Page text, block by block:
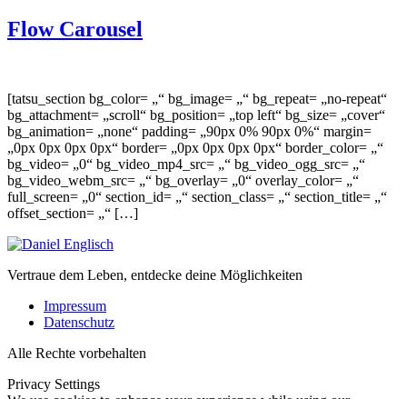
Flow Carousel
[tatsu_section bg_color= „“ bg_image= „“ bg_repeat= „no-repeat“
bg_attachment= „scroll“ bg_position= „top left“ bg_size= „cover“
bg_animation= „none“ padding= „90px 0% 90px 0%“ margin=
„0px 0px 0px 0px“ border= „0px 0px 0px 0px“ border_color= „“
bg_video= „0“ bg_video_mp4_src= „“ bg_video_ogg_src= „“
bg_video_webm_src= „“ bg_overlay= „0“ overlay_color= „“
full_screen= „0“ section_id= „“ section_class= „“ section_title= „“
offset_section= „“ […]
Vertraue dem Leben, entdecke deine Möglichkeiten
Impressum
Datenschutz
Alle Rechte vorbehalten
Privacy Settings